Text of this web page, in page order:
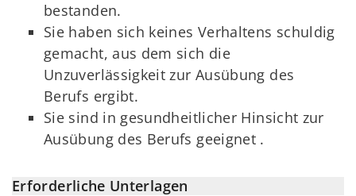
bestanden.
Sie haben sich keines Verhaltens schuldig
gemacht, aus dem sich die
Unzuverlässigkeit zur Ausübung des
Berufs ergibt.
Sie sind in gesundheitlicher Hinsicht zur
Ausübung des Berufs geeignet .
Erforderliche Unterlagen